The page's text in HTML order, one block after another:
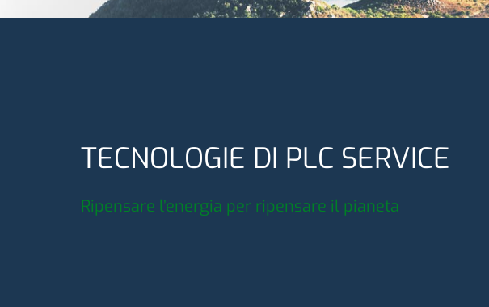
TECNOLOGIE DI PLC SERVICE
Ripensare l’energia per ripensare il pianeta